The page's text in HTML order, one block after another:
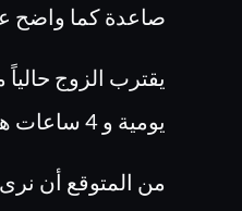
صاعدة كما واضح
يقترب الزوج
يومية و 4 ساعات هامة .
من المتوقع أن